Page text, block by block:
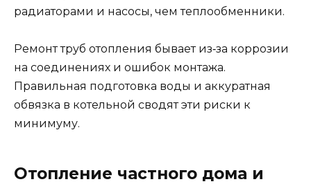
радиаторами и насосы, чем теплообменники.
Ремонт труб отопления бывает из‑за коррозии
на соединениях и ошибок монтажа.
Правильная подготовка воды и аккуратная
обвязка в котельной сводят эти риски к
минимуму.
Отопление частного дома и